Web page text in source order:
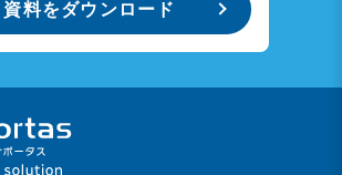
資料をダウンロード